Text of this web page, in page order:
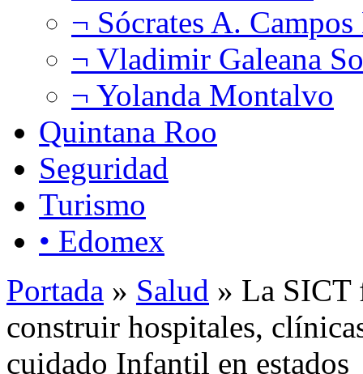
¬ Sócrates A.
¬ Vladimir Galeana
¬ Yolanda Montalvo
Quintana Roo
Seguridad
Turismo
• Edomex
Portada » Salud » La SICT
construir hospitales,
cuidado Infantil en